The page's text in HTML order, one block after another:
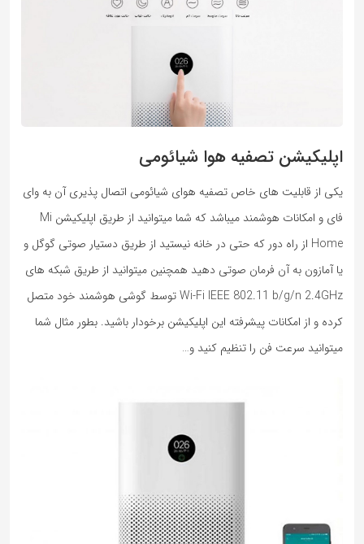
اپلیکیشن تصفیه هوا شیائومی
یکی از قابلیت های خاص تصفیه هوای شیائومی اتصال پذیری آن به وای
فای و امکانات هوشمند میباشد که شما میتوانید از طریق اپلیکیشن Mi
Home از راه دور که حتی در خانه نیستید از طریق دستیار صوتی گوگل و
یا آمازون به آن فرمان صوتی دهید همچنین میتوانید از طریق شبکه های
Wi-Fi IEEE 802.11 b/g/n 2.4GHz توسط گوشی هوشمند خود متصل
کرده و از امکانات پیشرفته این اپلیکیشن برخودار باشید. بطور مثال شما
میتوانید سرعت فن را تنظیم کنید و…